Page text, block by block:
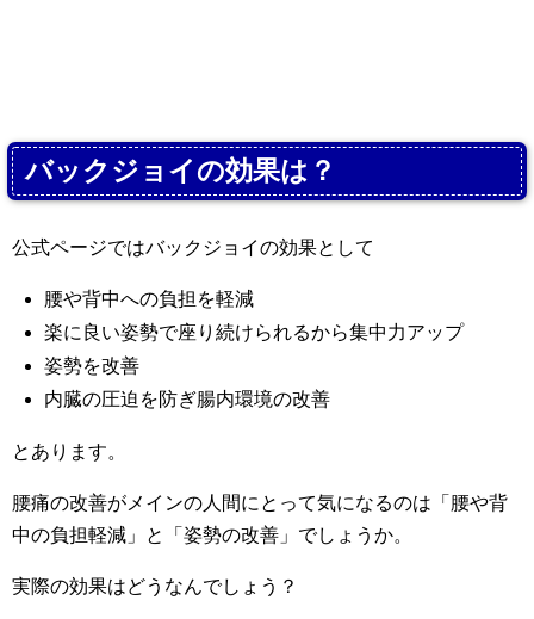
バックジョイの効果は？
公式ページではバックジョイの効果として
腰や背中への負担を軽減
楽に良い姿勢で座り続けられるから集中力アップ
姿勢を改善
内臓の圧迫を防ぎ腸内環境の改善
とあります。
腰痛の改善がメインの人間にとって気になるのは「腰や背
中の負担軽減」と「姿勢の改善」でしょうか。
実際の効果はどうなんでしょう？